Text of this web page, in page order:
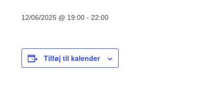
12/06/2025 @ 19:00 - 22:00
Tilføj til kalender